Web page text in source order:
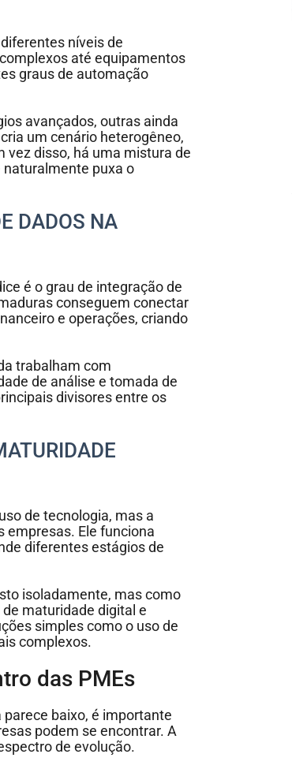
níveis de
até equipamentos
graus de automação
avançados, outras ainda
um cenário heterogêneo,
vez disso, há uma mistura de
puxa o
DADOS NA
é o grau de integração de
conseguem conectar
e operações, criando
trabalham com
de análise e tomada de
divisores entre os
de tecnologia, mas a
empresas. Ele funciona
diferentes estágios de
isoladamente, mas como
maturidade digital e
simples como o uso de
complexos.
das PMEs
baixo, é importante
podem se encontrar. A
de evolução.